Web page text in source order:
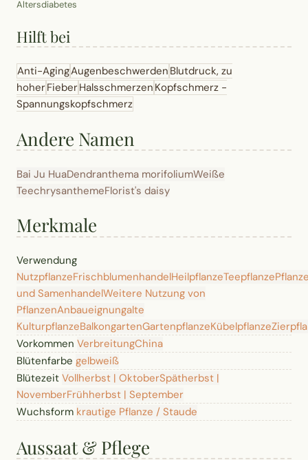
Altersdiabetes
Hilft bei
Anti-AgingAugenbeschwerden Blutdruck, zu
hoher Fieber Halsschmerzen Kopfschmerz -
Spannungskopfschmerz
Andere Namen
Bai Ju HuaDendranthema morifoliumWeiße
TeechrysanthemeFlorist's daisy
Merkmale
Verwendung
NutzpflanzeFrischblumenhandelHeilpflanzeTeepflanze
und SamenhandelWeitere Nutzung von
PflanzenAnbaueignungalte
KulturpflanzeBalkongartenGartenpflanzeKübelpflanze
Vorkommen VerbreitungChina
Blütenfarbe gelbweiß
Blütezeit Vollherbst | OktoberSpätherbst |
NovemberFrühherbst | September
Wuchsform krautige Pflanze / Staude
Aussaat & Pflege